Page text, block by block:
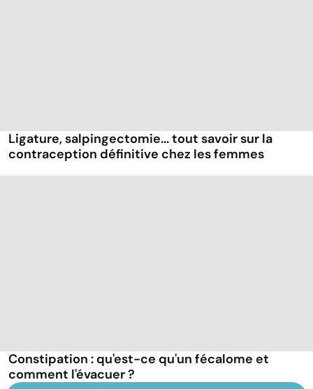
Ligature, salpingectomie... tout savoir sur la
contraception définitive chez les femmes
Constipation : qu'est-ce qu'un fécalome et
comment l'évacuer ?